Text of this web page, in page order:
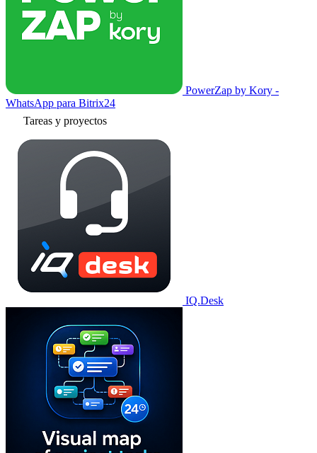
PowerZap by Kory -
WhatsApp para Bitrix24
Tareas y proyectos
IQ.Desk